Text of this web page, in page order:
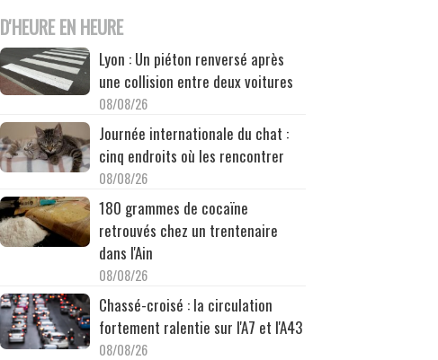
D'HEURE EN HEURE
Lyon : Un piéton renversé après
une collision entre deux voitures
08/08/26
Journée internationale du chat :
cinq endroits où les rencontrer
08/08/26
180 grammes de cocaïne
retrouvés chez un trentenaire
dans l'Ain
08/08/26
Chassé-croisé : la circulation
fortement ralentie sur l'A7 et l'A43
08/08/26